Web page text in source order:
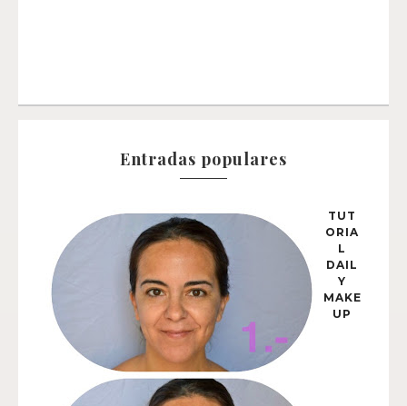
Entradas populares
TUT
ORIA
L
DAIL
Y
MAKE
UP